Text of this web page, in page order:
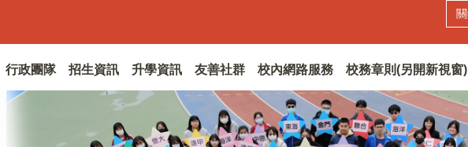
行政團隊 招生資訊 升學資訊 友善社群 校內網路服務 校務章則(另開新視窗)